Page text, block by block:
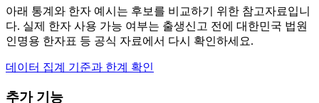
아래 통계와 한자 예시는 후보를 비교하기 위한 참고자료입니
다. 실제 한자 사용 가능 여부는 출생신고 전에 대한민국 법원
인명용 한자표 등 공식 자료에서 다시 확인하세요.
데이터 집계 기준과 한계 확인
추가 기능